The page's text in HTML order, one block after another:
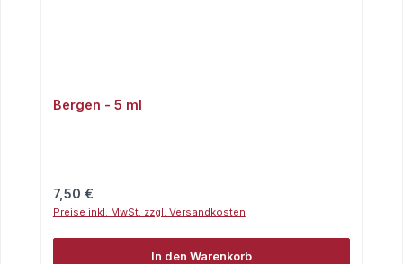
Bergen - 5 ml
Regulärer Preis:
7,50 €
Preise inkl. MwSt. zzgl. Versandkosten
In den Warenkorb